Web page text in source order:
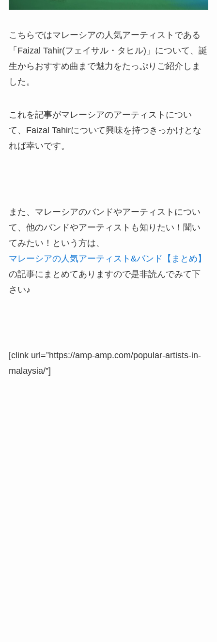
こちらではマレーシアの人気アーティストである
「Faizal Tahir(フェイサル・タヒル)」について、誕
生からおすすめ曲まで魅力をたっぷりご紹介しま
した。
これを記事がマレーシアのアーティストについ
て、Faizal Tahirについて興味を持つきっかけとな
れば幸いです。
また、マレーシアのバンドやアーティストについ
て、他のバンドやアーティストも知りたい！聞い
てみたい！という方は、
マレーシアの人気アーティスト&バンド【まとめ】
の記事にまとめてありますので是非読んでみて下
さい♪
[clink url=”https://amp-amp.com/popular-artists-in-
malaysia/”]